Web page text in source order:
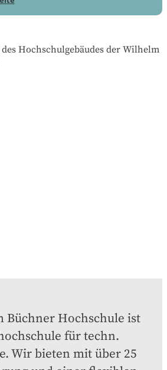
Büchner Hochschule ist
für techn.
Wir bieten mit über 25